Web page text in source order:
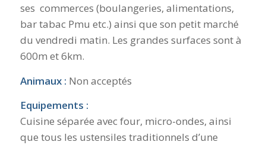
ses commerces (boulangeries, alimentations,
bar tabac Pmu etc.) ainsi que son petit marché
du vendredi matin. Les grandes surfaces sont à
600m et 6km.
Animaux : Non acceptés
Equipements :
Cuisine séparée avec four, micro-ondes, ainsi
que tous les ustensiles traditionnels d’une